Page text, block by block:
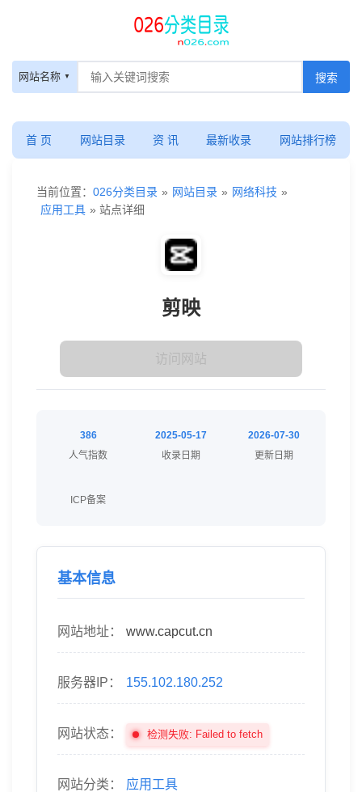
网站名称
首 页 网站目录 资 讯 最新收录 网站排行榜
当前位置： 026分类目录 » 网站目录 » 网络科技 »
应用工具 » 站点详细
剪映
访问网站
386
人气指数
2025-05-17
收录日期
2026-07-30
更新日期
ICP备案
基本信息
网站地址： www.capcut.cn
服务器IP： 155.102.180.252
网站状态： 检测失败: Failed to fetch
网站分类： 应用工具